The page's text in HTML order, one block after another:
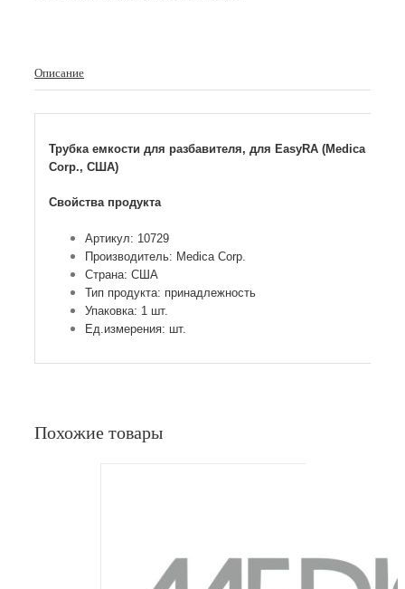
Описание
Трубка емкости для разбавителя, для EasyRA (Medica
Corp., США)
Свойства продукта
Артикул: 10729
Производитель: Medica Corp.
Страна: США
Тип продукта: принадлежность
Упаковка: 1 шт.
Ед.измерения: шт.
Похожие товары